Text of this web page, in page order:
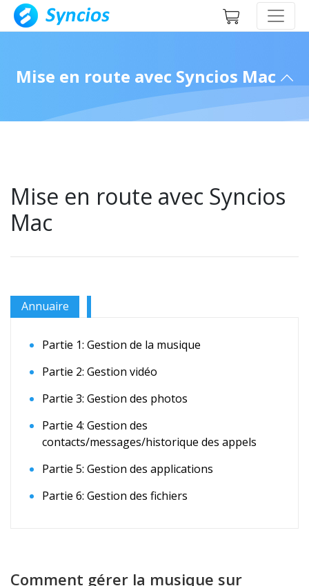
Mise en route avec Syncios Mac
Mise en route avec Syncios
Mac
Annuaire
Partie 1: Gestion de la musique
Partie 2: Gestion vidéo
Partie 3: Gestion des photos
Partie 4: Gestion des
contacts/messages/historique des appels
Partie 5: Gestion des applications
Partie 6: Gestion des fichiers
Comment gérer la musique sur